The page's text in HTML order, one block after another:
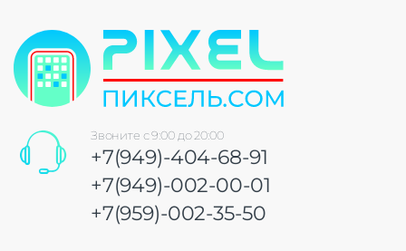
Звоните с 9:00 до 20:00
+7(949)-404-68-91
+7(949)-002-00-01
+7(959)-002-35-50